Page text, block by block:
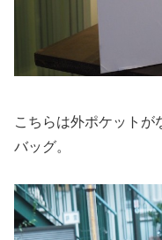
こちらは外ポケットが
バッグ。